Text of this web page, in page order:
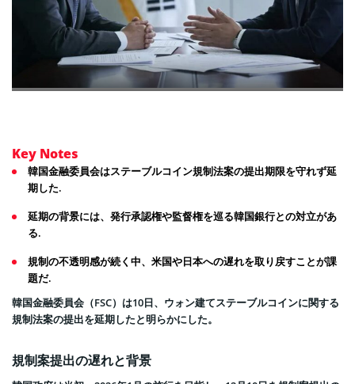
Key Notes
韓国金融委員会はステーブルコイン規制法案の提出期限を守れず延
期した.
延期の背景には、発行承認権や監督権を巡る韓国銀行との対立があ
る.
規制の不透明感が続く中、米国や日本への遅れを取り戻すことが課
題だ.
韓国金融委員会（FSC）は10日、ウォン建てステーブルコインに関する
規制法案の提出を延期したと明らかにした。
規制案提出の遅れと背景